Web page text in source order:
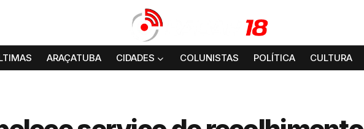
ARAÇATUBA CIDADES COLUNISTAS POLÍTICA CULTURA